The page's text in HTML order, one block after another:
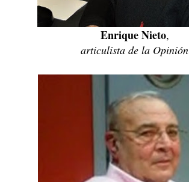
Enrique Nieto,
articulista de la Opinión